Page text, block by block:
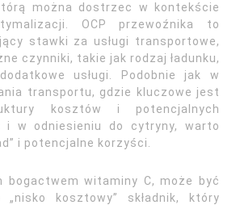
można dostrzec w kontekście
OCP przewoźnika to
stawki za usługi transportowe,
czynniki, takie jak rodzaj ładunku,
usługi. Podobnie jak w
transportu, gdzie kluczowe jest
kosztów i potencjalnych
i w odniesieniu do cytryny, warto
i potencjalne korzyści.
bogactwem witaminy C, może być
„nisko kosztowy” składnik, który